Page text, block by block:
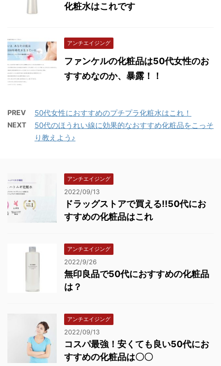
化粧水はこれです
アンチエイジング
ファンケルの化粧品は50代女性のお
すすめなのか、暴露！！
PREV 50代女性におすすめのプチプラ化粧水はこれ！
NEXT
50代のほうれい線に効果的なおすすめ化粧品をこっそ
り教えよう♪
アンチエイジング
2022/09/13
ドラッグストアで買える!!50代にお
すすめの化粧品はこれ
アンチエイジング
2022/9/26
無印良品で50代におすすめの化粧品
は？
アンチエイジング
2022/09/13
コスパ最強！安くても良い50代にお
すすめの化粧品は〇〇